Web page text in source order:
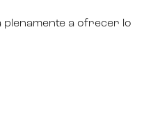
plenamente a ofrecer lo